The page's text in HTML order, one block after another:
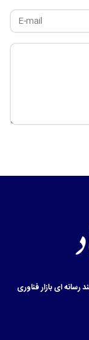
رسانه ایبازارفناوری